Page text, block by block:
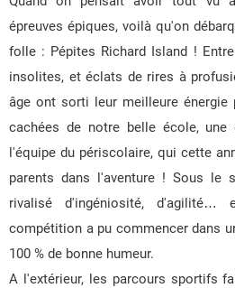
épreuves épiques, voilà qu'on
folle : Pépites Richard Island !
insolites, et éclats de rires à
âge ont sorti leur meilleure énergie
cachées de notre belle école, une
l'équipe du périscolaire, qui cette
parents dans l'aventure ! Sous le
rivalisé d'ingéniosité,
compétition a pu commencer dans
100 % de bonne humeur.
A l'extérieur, les parcours sportifs